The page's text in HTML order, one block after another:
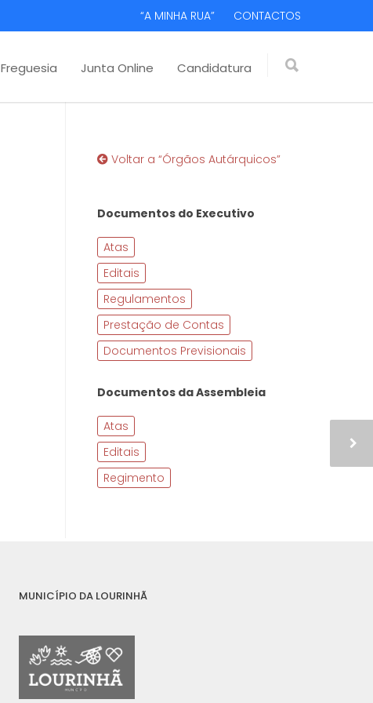
“A MINHA RUA” CONTACTOS
Freguesia Junta Online Candidatura
Voltar a “Órgãos Autárquicos”
Documentos do Executivo
Atas
Editais
Regulamentos
Prestação de Contas
Documentos Previsionais
Documentos da Assembleia
Atas
Editais
Regimento
MUNICÍPIO DA LOURINHÃ